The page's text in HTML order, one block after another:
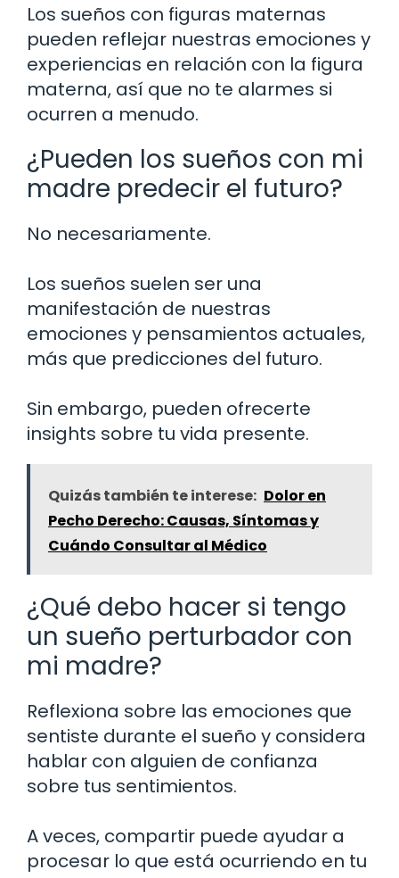
Los sueños con figuras maternas
pueden reflejar nuestras emociones y
experiencias en relación con la figura
materna, así que no te alarmes si
ocurren a menudo.
¿Pueden los sueños con mi
madre predecir el futuro?
No necesariamente.
Los sueños suelen ser una
manifestación de nuestras
emociones y pensamientos actuales,
más que predicciones del futuro.
Sin embargo, pueden ofrecerte
insights sobre tu vida presente.
Quizás también te interese: Dolor en
Pecho Derecho: Causas, Síntomas y
Cuándo Consultar al Médico
¿Qué debo hacer si tengo
un sueño perturbador con
mi madre?
Reflexiona sobre las emociones que
sentiste durante el sueño y considera
hablar con alguien de confianza
sobre tus sentimientos.
A veces, compartir puede ayudar a
procesar lo que está ocurriendo en tu